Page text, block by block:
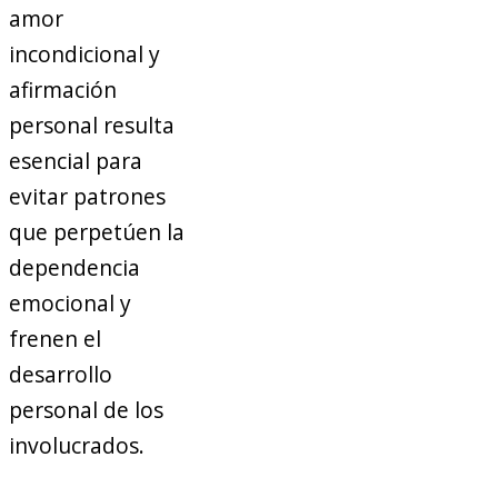
amor
incondicional y
afirmación
personal resulta
esencial para
evitar patrones
que perpetúen la
dependencia
emocional y
frenen el
desarrollo
personal de los
involucrados.